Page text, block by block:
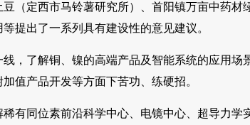
（定西市马铃薯研究所）、首阳镇万亩中药
提出了一系列具有建设性的意见建议。
，了解铜、镍的高端产品及智能系统的应用
值产品开发等方面下苦功、练硬招。
有同位素前沿科学中心、电镜中心、超导力